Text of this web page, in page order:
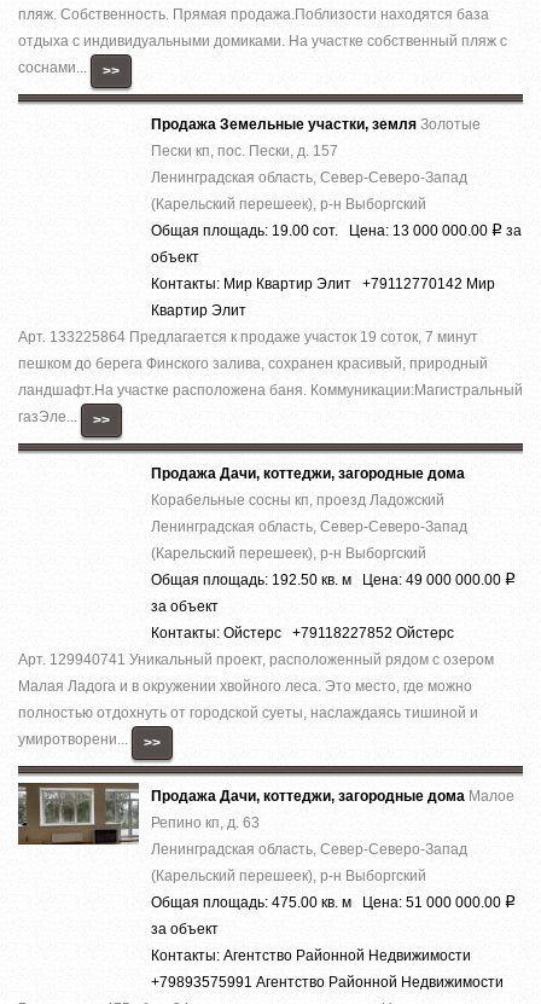
пляж. Собственность. Прямая продажа.Поблизости находятся база
отдыха с индивидуальными домиками. На участке собственный пляж с
соснами...
>>
Продажа Земельные участки, земля Золотые
Пески кп, пос. Пески, д. 157
Ленинградская область, Север-Северо-Запад
(Карельский перешеек), р-н Выборгский
Общая площадь: 19.00 сот. Цена: 13 000 000.00 Р за
объект
Контакты: Мир Квартир Элит +79112770142 Мир
Квартир Элит
Арт. 133225864 Предлагается к продаже участок 19 соток, 7 минут
пешком до берега Финского залива, сохранен красивый, природный
ландшафт.На участке расположена баня. Коммуникации:Магистральный
газЭле...
>>
Продажа Дачи, коттеджи, загородные дома
Корабельные сосны кп, проезд Ладожский
Ленинградская область, Север-Северо-Запад
(Карельский перешеек), р-н Выборгский
Общая площадь: 192.50 кв. м Цена: 49 000 000.00 Р
за объект
Контакты: Ойстерс +79118227852 Ойстерс
Арт. 129940741 Уникальный проект, расположенный рядом с озером
Малая Ладога и в окружении хвойного леса. Это место, где можно
полностью отдохнуть от городской суеты, наслаждаясь тишиной и
умиротворени...
>>
Продажа Дачи, коттеджи, загородные дома Малое
Репино кп, д. 63
Ленинградская область, Север-Северо-Запад
(Карельский перешеек), р-н Выборгский
Общая площадь: 475.00 кв. м Цена: 51 000 000.00 Р
за объект
Контакты: Агентство Районной Недвижимости
+79893575991 Агентство Районной Недвижимости